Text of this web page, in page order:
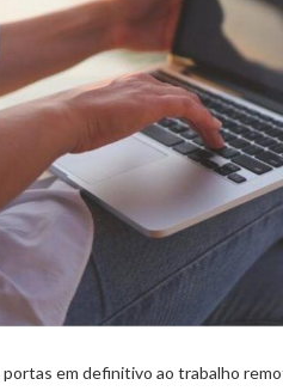
portas em definitivo ao trabalho